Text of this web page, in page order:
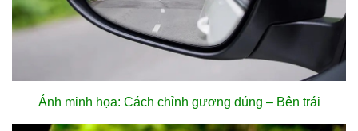
Ảnh minh họa: Cách chỉnh gương đúng – Bên trái